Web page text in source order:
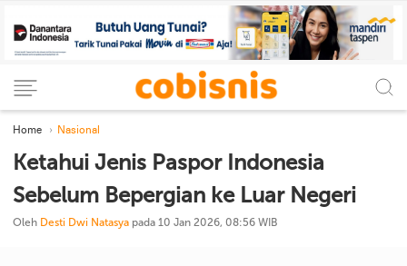
Home Nasional
Ketahui Jenis Paspor Indonesia
Sebelum Bepergian ke Luar Negeri
Oleh Desti Dwi Natasya pada 10 Jan 2026, 08:56 WIB